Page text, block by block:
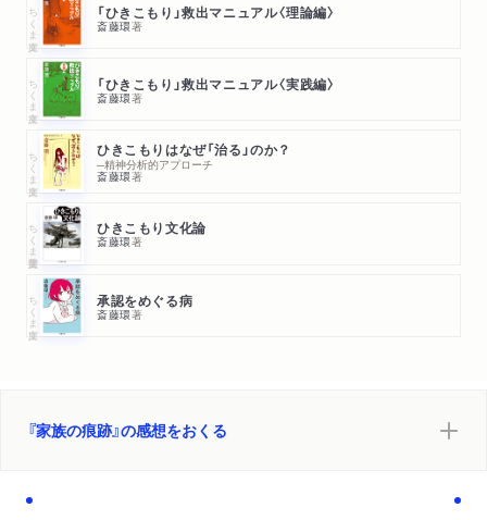
ちくま文庫 「ひきこもり」救出マニュアル〈理論編〉
斎藤環著
ちくま文庫 「ひきこもり」救出マニュアル〈実践編〉
斎藤環著
ちくま文庫 ひきこもりはなぜ「治る」のか？
─精神分析的アプローチ
斎藤環著
ちくま学芸文庫 ひきこもり文化論
斎藤環著
ちくま文庫 承認をめぐる病
斎藤環著
『家族の痕跡』の感想をおくる